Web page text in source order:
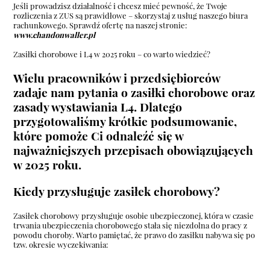
Jeśli prowadzisz działalność i chcesz mieć pewność, że Twoje
rozliczenia z ZUS są prawidłowe – skorzystaj z usług naszego biura
rachunkowego. Sprawdź ofertę na naszej stronie:
www.chandonwaller.pl
Zasiłki chorobowe i L4 w 2025 roku – co warto wiedzieć?
Wielu pracowników i przedsiębiorców
zadaje nam pytania o zasiłki chorobowe oraz
zasady wystawiania L4. Dlatego
przygotowaliśmy krótkie podsumowanie,
które pomoże Ci odnaleźć się w
najważniejszych przepisach obowiązujących
w 2025 roku.
Kiedy przysługuje zasiłek chorobowy?
Zasiłek chorobowy przysługuje osobie ubezpieczonej, która w czasie
trwania ubezpieczenia chorobowego stała się niezdolna do pracy z
powodu choroby. Warto pamiętać, że prawo do zasiłku nabywa się po
tzw. okresie wyczekiwania: